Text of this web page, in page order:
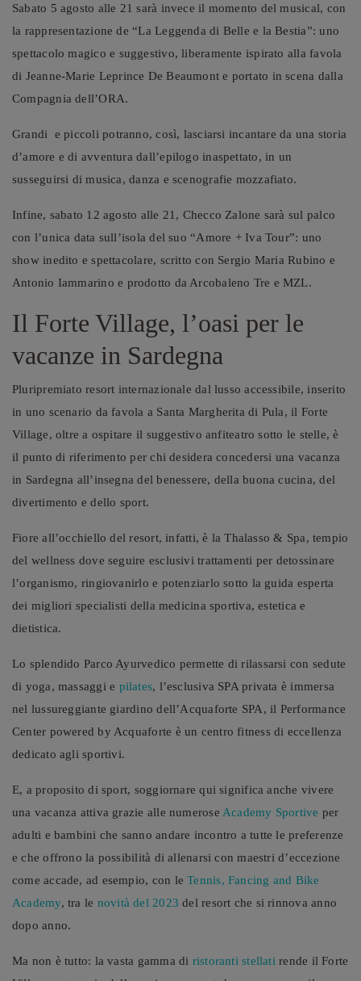
Sabato 5 agosto alle 21 sarà invece il momento del musical, con
la rappresentazione de “La Leggenda di Belle e la Bestia”: uno
spettacolo magico e suggestivo, liberamente ispirato alla favola
di Jeanne-Marie Leprince De Beaumont e portato in scena dalla
Compagnia dell’ORA.
Grandi
e piccoli potranno, così, lasciarsi incantare da una storia
d’amore e di avventura dall’epilogo inaspettato, in un
susseguirsi di musica, danza e scenografie mozzafiato.
Infine, sabato 12 agosto alle 21, Checco Zalone sarà sul palco
con l’unica data sull’isola del suo “Amore + Iva Tour”: uno
show inedito e spettacolare, scritto con Sergio Maria Rubino e
Antonio Iammarino e prodotto da Arcobaleno Tre e MZL.
Il Forte Village, l’oasi per le
vacanze in Sardegna
Pluripremiato resort internazionale dal lusso accessibile, inserito
in uno scenario da favola a Santa Margherita di Pula, il Forte
Village, oltre a ospitare il suggestivo anfiteatro sotto le stelle, è
il punto di riferimento per chi desidera concedersi una vacanza
in Sardegna all’insegna del benessere, della buona cucina, del
divertimento e dello sport.
Fiore all’occhiello del resort, infatti, è la Thalasso & Spa, tempio
del wellness dove seguire esclusivi trattamenti per detossinare
l’organismo, ringiovanirlo e potenziarlo sotto la guida esperta
dei migliori specialisti della medicina sportiva, estetica e
dietistica.
Lo splendido Parco Ayurvedico permette di rilassarsi con sedute
di yoga, massaggi e pilates, l’esclusiva SPA privata è immersa
nel lussureggiante giardino dell’Acquaforte SPA, il Performance
Center powered by Acquaforte è un centro fitness di eccellenza
dedicato agli sportivi.
E, a proposito di sport, soggiornare qui significa anche vivere
una vacanza attiva grazie alle numerose Academy Sportive per
adulti e bambini che sanno andare incontro a tutte le preferenze
e che offrono la possibilità di allenarsi con maestri d’eccezione
come accade, ad esempio, con leTennis, Fancing and Bike
Academy, tra le novità del 2023 del resort che si rinnova anno
dopo anno.
Ma non è tutto: la vasta gamma di ristoranti stellati rende il Forte